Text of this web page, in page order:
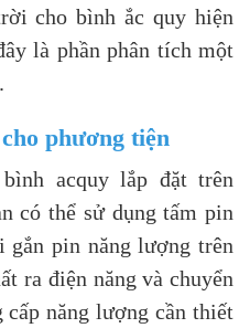
cho bình ắc quy hiện
là phần phân tích một
phương tiện
acquy lắp đặt trên
có thể sử dụng tấm pin
gắn pin năng lượng trên
ra điện năng và chuyển
cấp năng lượng cần thiết